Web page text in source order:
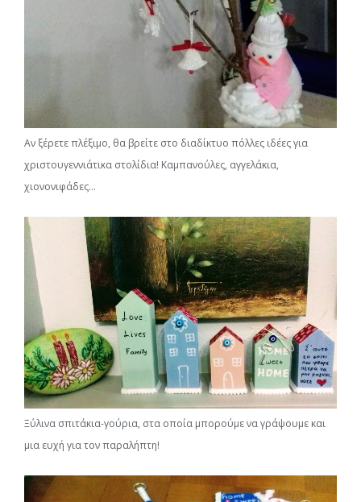
Αν ξέρετε πλέξιμο, θα βρείτε στο διαδίκτυο πόλλες ιδέες για
χριστουγεννιάτικα στολίδια! Καμπανούλες, αγγελάκια,
χιονονιφάδες…
Ξύλινα σπιτάκια-γούρια, στα οποία μπορούμε να γράψουμε και
μια ευχή για τον παραλήπτη!